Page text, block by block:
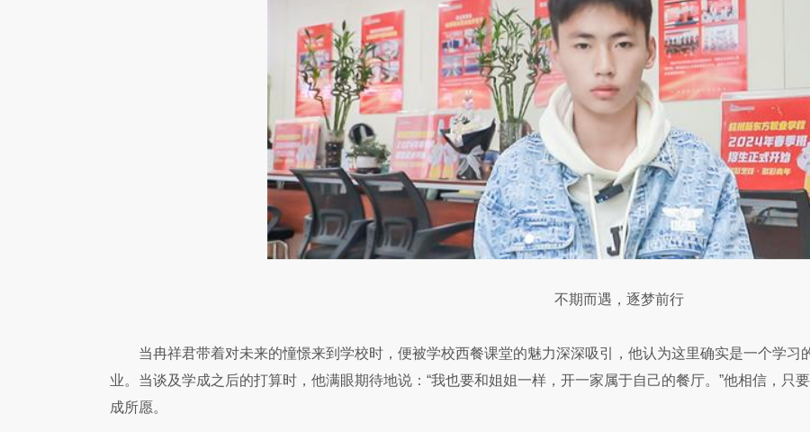
不期而遇，逐梦前行
当冉祥君带着对未来的憧憬来到学校时，便被学校西餐课堂的魅力深深吸引，他认为这里确实是一个学
业。当谈及学成之后的打算时，他满眼期待地说：“我也要和姐姐一样，开一家属于自己的餐厅。”他相信，只
成所愿。